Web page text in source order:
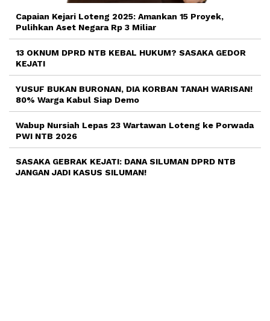
Capaian Kejari Loteng 2025: Amankan 15 Proyek,
Pulihkan Aset Negara Rp 3 Miliar
13 OKNUM DPRD NTB KEBAL HUKUM? SASAKA GEDOR
KEJATI
YUSUF BUKAN BURONAN, DIA KORBAN TANAH WARISAN!
80% Warga Kabul Siap Demo
Wabup Nursiah Lepas 23 Wartawan Loteng ke Porwada
PWI NTB 2026
SASAKA GEBRAK KEJATI: DANA SILUMAN DPRD NTB
JANGAN JADI KASUS SILUMAN!